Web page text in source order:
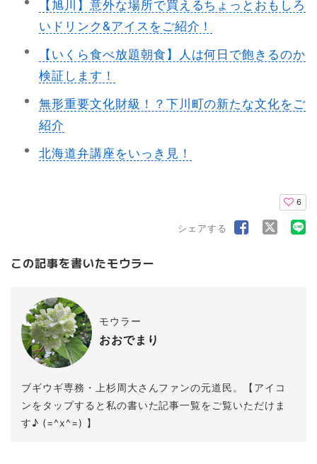
【旭川】意外な場所で買えるちょっとおもしろ
いドリンク&アイスをご紹介！
【いくら食べ放題朝食】人は何日で飽きるのか
検証します！
無形重要文化財級！？下川町の新たな文化をご
紹介
北海道弁講座をいっき見！
6
シェアする
この記事を書いたモウラー
モウラー
おおでまり
ブギウギ専務・上杉周大さんファンの元道民。【アイコ
ンをタップすると私の書いた記事一覧をご覧いただけま
す♪ (=^x^=) 】